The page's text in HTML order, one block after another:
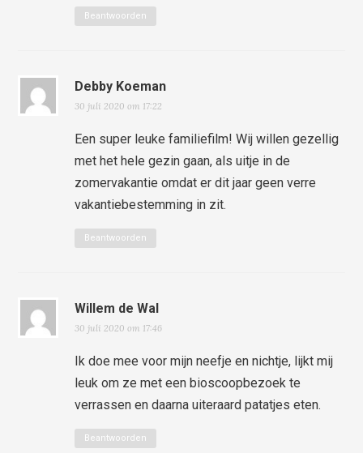
Beantwoorden
Debby Koeman
30 juli 2020 om 17:22
Een super leuke familiefilm! Wij willen gezellig
met het hele gezin gaan, als uitje in de
zomervakantie omdat er dit jaar geen verre
vakantiebestemming in zit.
Beantwoorden
Willem de Wal
30 juli 2020 om 17:46
Ik doe mee voor mijn neefje en nichtje, lijkt mij
leuk om ze met een bioscoopbezoek te
verrassen en daarna uiteraard patatjes eten.
Beantwoorden